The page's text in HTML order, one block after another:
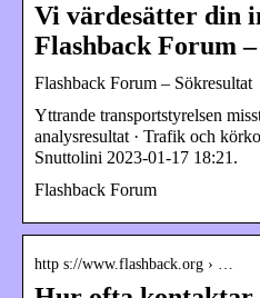
Vi värdesätter din
Flashback Forum
Flashback Forum – Sökresultat
Yttrande transportstyrelsen
analysresultat · Trafik och
Snuttolini 2023-01-17 18:21.
Flashback Forum
http s://www.flashback.org › …